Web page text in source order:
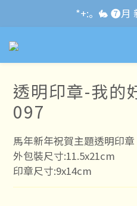
*+:｡\new / !🌌 官網消
*+:｡  🐇 ❼月
*+:｡     ❼月
*+:｡\new / !🌌 官網消
透明印章-我的
097
馬年新年祝賀主題透明印
外包裝尺寸:11.5x21cm
印章尺寸:9x14cm